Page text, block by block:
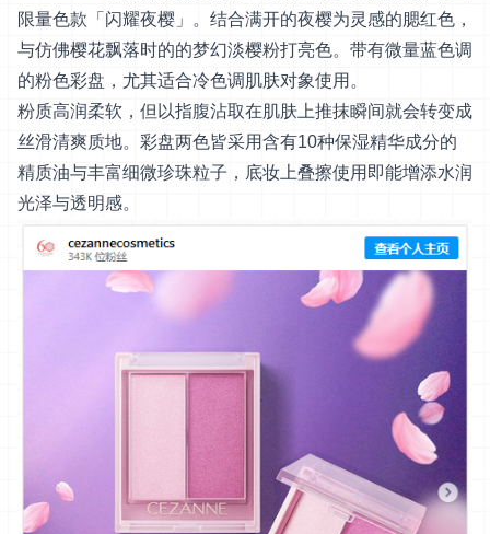
限量色款「闪耀夜樱」。结合满开的夜樱为灵感的腮红色，
与仿佛樱花飘落时的的梦幻淡樱粉打亮色。带有微量蓝色调
的粉色彩盘，尤其适合冷色调肌肤对象使用。
粉质高润柔软，但以指腹沾取在肌肤上推抹瞬间就会转变成
丝滑清爽质地。彩盘两色皆采用含有10种保湿精华成分的
精质油与丰富细微珍珠粒子，底妆上叠擦使用即能增添水润
光泽与透明感。